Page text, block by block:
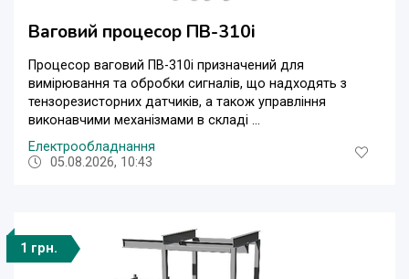
Ваговий процесор ПВ-310i
Процесор ваговий ПВ-310і призначений для
вимірювання та обробки сигналів, що надходять з
тензорезисторних датчиків, а також управління
виконавчими механізмами в складі ...
Електрообладнання
05.08.2026, 10:43
1 грн.